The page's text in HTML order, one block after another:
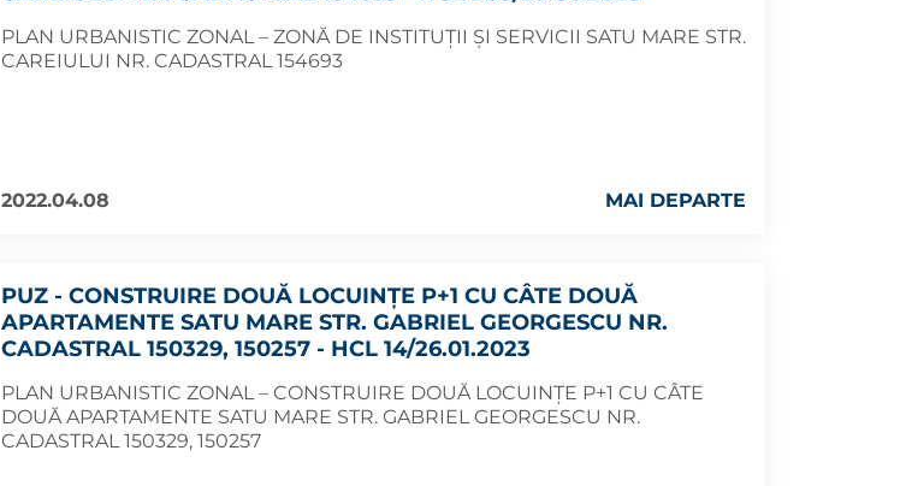
PLAN URBANISTIC ZONAL – ZONĂ DE INSTITUȚII ȘI SERVICII SATU MARE STR.
CAREIULUI NR. CADASTRAL 154693
2022.04.08 MAI DEPARTE
PUZ - CONSTRUIRE DOUĂ LOCUINȚE P+1 CU CÂTE DOUĂ
APARTAMENTE SATU MARE STR. GABRIEL GEORGESCU NR.
CADASTRAL 150329, 150257 - HCL 14/26.01.2023
PLAN URBANISTIC ZONAL – CONSTRUIRE DOUĂ LOCUINȚE P+1 CU CÂTE
DOUĂ APARTAMENTE SATU MARE STR. GABRIEL GEORGESCU NR.
CADASTRAL 150329, 150257